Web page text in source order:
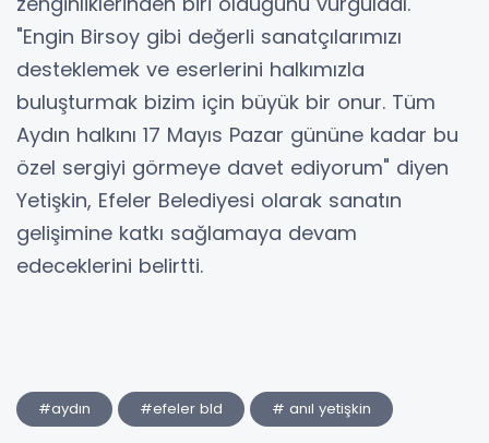
"Engin Birsoy gibi değerli sanatçılarımızı
desteklemek ve eserlerini halkımızla
buluşturmak bizim için büyük bir onur. Tüm
Aydın halkını 17 Mayıs Pazar gününe kadar bu
özel sergiyi görmeye davet ediyorum" diyen
Yetişkin, Efeler Belediyesi olarak sanatın
gelişimine katkı sağlamaya devam
edeceklerini belirtti.
#aydın #efeler bld # anıl yetişkin